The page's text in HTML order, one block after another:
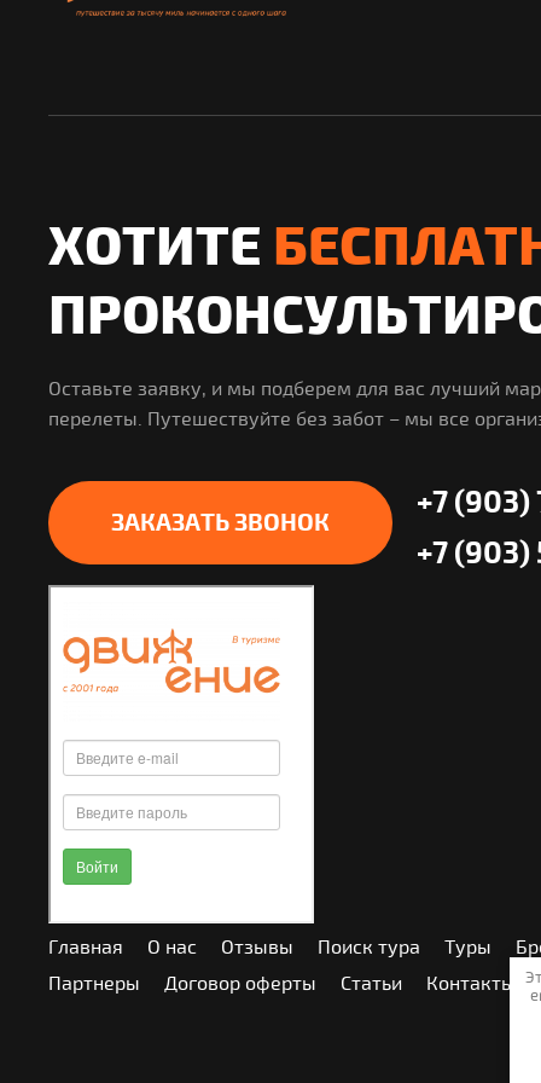
ХОТИТЕ
Оставьте заявку, и мы подберем для вас лучший
перелеты. Путешествуйте без забот – мы все
ЗАКАЗАТЬ ЗВОНОК
+7
+7
Главная О нас Отзывы Поиск тура Туры
Партнеры
Договор оферты Статьи Контакты